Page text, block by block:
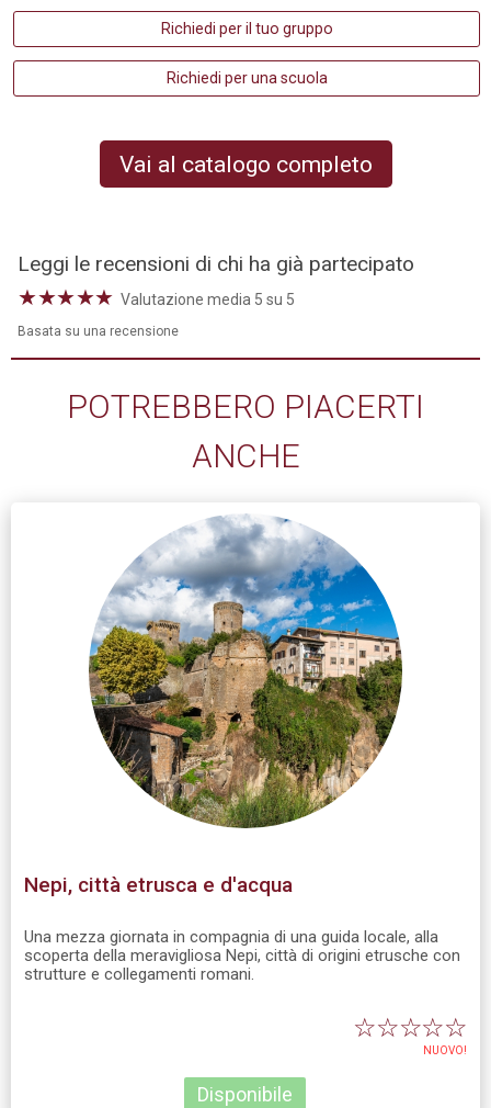
Richiedi per il tuo gruppo
Richiedi per una scuola
Vai al catalogo completo
Leggi le recensioni di chi ha già partecipato
★★★★★ Valutazione media 5 su 5
Basata su una recensione
POTREBBERO PIACERTI
ANCHE
Nepi, città etrusca e d'acqua
Una mezza giornata in compagnia di una guida locale, alla
scoperta della meravigliosa Nepi, città di origini etrusche con
strutture e collegamenti romani.
☆☆☆☆☆
NUOVO!
Disponibile